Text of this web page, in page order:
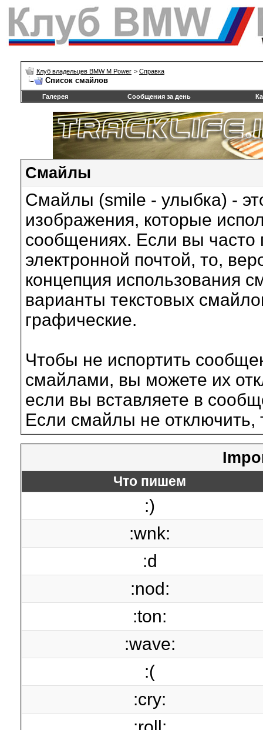
Клуб владельцев BMW M Power > Справка
Список смайлов
Галерея Сообщения за день
Смайлы
Смайлы (smile - улыбка) -
изображения, которые
сообщениях. Если вы часто
электронной почтой, то,
концепция использования
варианты текстовых
графические.
Чтобы не испортить
смайлами, вы можете их
если вы вставляете в
Если смайлы не отключить,
Что пишем
:)
:wnk:
:d
:nod:
:ton:
:wave:
:(
:cry: